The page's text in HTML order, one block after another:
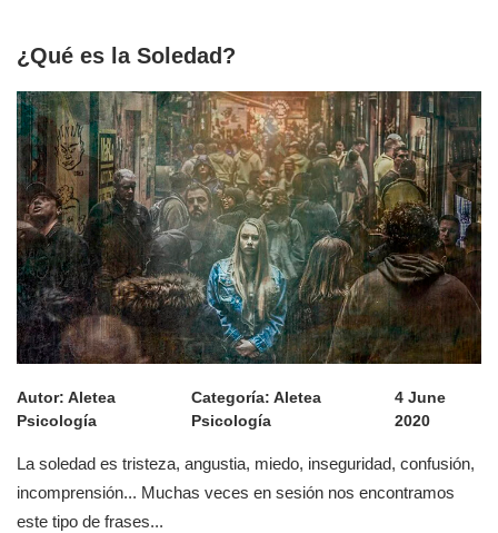
¿Qué es la Soledad?
Autor: Aletea
Psicología
Categoría: Aletea
Psicología
4 June
2020
La soledad es tristeza, angustia, miedo, inseguridad, confusión,
incomprensión... Muchas veces en sesión nos encontramos
este tipo de frases...